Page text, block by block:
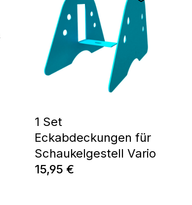
1 Set
Eckabdeckungen für
Schaukelgestell Vario
Regulärer Preis:
15,95 €